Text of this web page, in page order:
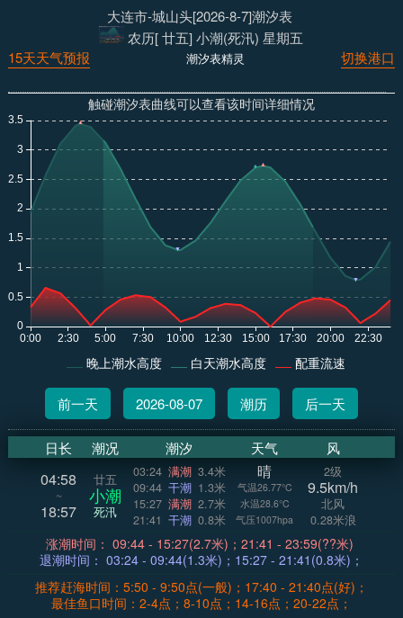
大连市-城山头[2026-8-7]潮汐表
农历[ 廿五] 小潮(死汛) 星期五
切换港口
潮汐表精灵
15天天气预报
触碰潮汐表曲线可以查看该时间详细情况
晚上潮水高度 白天潮水高度 配重流速
前一天 2026-08-07 潮历 后一天
日长 潮况 潮汐 天气 风
04:58
~
18:57
廿五
小潮
死汛
03:24 满潮 3.4米
09:44 干潮 1.3米
15:27 满潮 2.7米
21:41 干潮 0.8米
晴
气温26.77°C
水温28.6°C
气压1007hpa
2级
9.5km/h
北风
0.28米浪
涨潮时间： 09:44 - 15:27(2.7米)；21:41 - 23:59(??米)
退潮时间： 03:24 - 09:44(1.3米)；15:27 - 21:41(0.8米)；
推荐赶海时间：5:50 - 9:50点(一般)；17:40 - 21:40点(好)；
最佳鱼口时间：2-4点；8-10点；14-16点；20-22点；